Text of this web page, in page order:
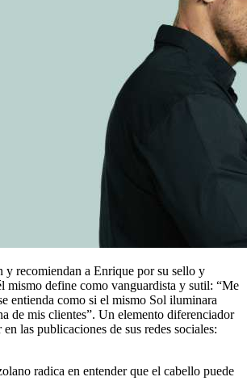
y recomiendan a Enrique por su sello y
mismo define como vanguardista y sutil: “Me
entienda como si el mismo Sol iluminara
de mis clientes”. Un elemento diferenciador
las publicaciones de sus redes sociales:
radica en entender que el cabello puede